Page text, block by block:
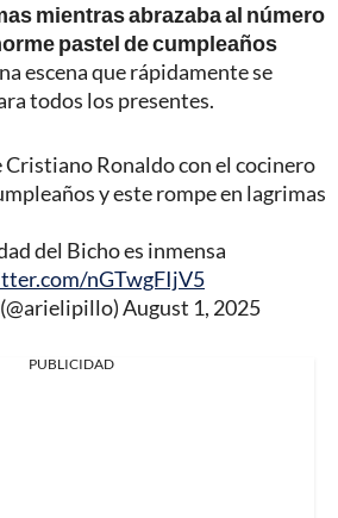
mientras abrazaba al número
pastel de cumpleaños
escena que rápidamente se
todos los presentes.
Cristiano Ronaldo con el cocinero
y este rompe en lagrimas
del Bicho es inmensa
nGTwgFIjV5
August 1, 2025
PUBLICIDAD